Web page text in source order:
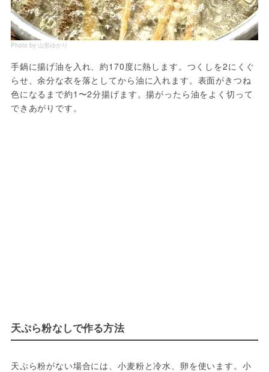
Photo by 山形ゆかり
手鍋に揚げ油を入れ、約170度に熱します。つくしを2にくぐ
らせ、余分な衣を落としてから油に入れます。表面がきつね
色になるまで約1〜2分揚げます。揚がったら油をよく切って
できあがりです。
天ぷら粉なしで作る方法
天ぷら粉がない場合には、小麦粉と冷水、卵を使います。小